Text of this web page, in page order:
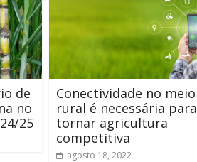
de
no
25
Conectividade no meio
rural é necessária para
tornar agricultura
competitiva
agosto 18, 2022